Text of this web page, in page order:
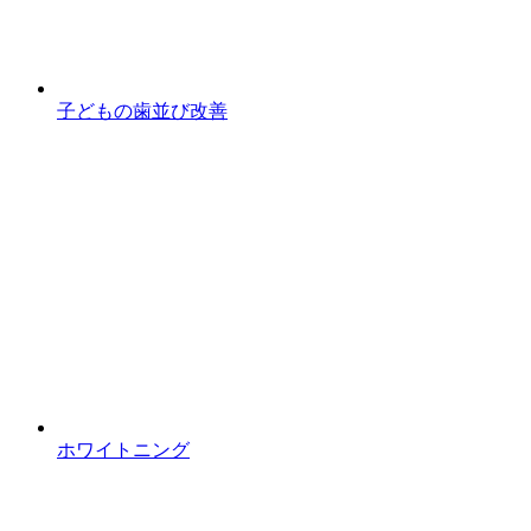
子どもの歯並び改善
ホワイトニング